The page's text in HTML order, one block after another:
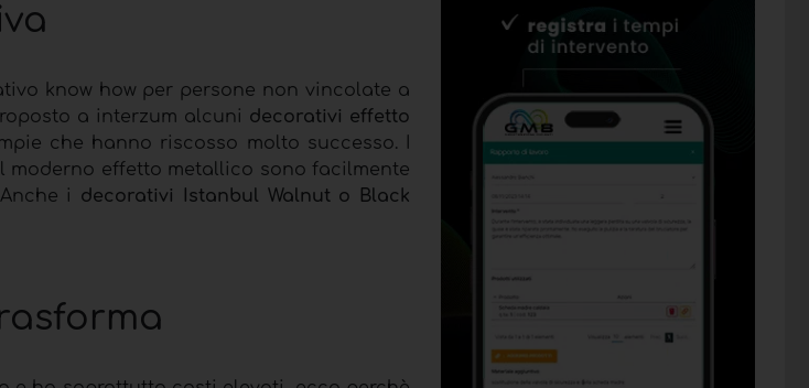
know how per persone non vincolate a
a interzum alcuni decorativi effetto
che hanno riscosso molto successo. I
moderno effetto metallico sono facilmente
i decorativi Istanbul Walnut o Black